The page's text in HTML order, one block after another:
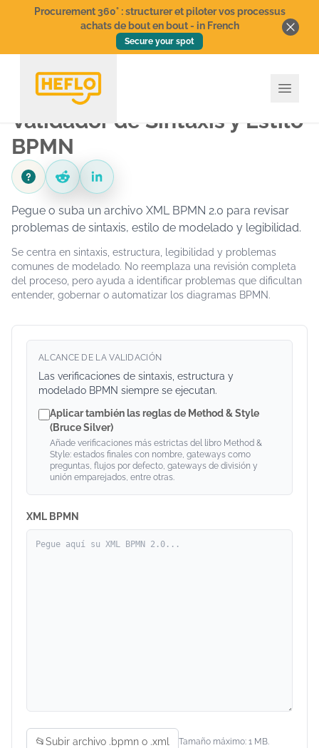
Procurement 360° : structurer et piloter vos processus
achats de bout en bout - in French
Secure your spot
Validador de Sintaxis y Estilo
BPMN
Comunidad HEFLO en Reddit
Compartir en LinkedIn
Pegue o suba un archivo XML BPMN 2.0 para revisar
problemas de sintaxis, estilo de modelado y legibilidad.
Se centra en sintaxis, estructura, legibilidad y problemas
comunes de modelado. No reemplaza una revisión completa
del proceso, pero ayuda a identificar problemas que dificultan
entender, gobernar o automatizar los diagramas BPMN.
ALCANCE DE LA VALIDACIÓN
Las verificaciones de sintaxis, estructura y
modelado BPMN siempre se ejecutan.
Aplicar también las reglas de Method & Style
(Bruce Silver)
Añade verificaciones más estrictas del libro Method &
Style: estados finales con nombre, gateways como
preguntas, flujos por defecto, gateways de división y
unión emparejados, entre otras.
XML BPMN
📂Subir archivo .bpmn o .xml Tamaño máximo: 1 MB.